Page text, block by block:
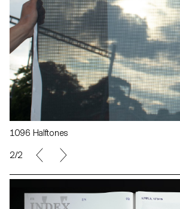
1096 Halftones
2/2